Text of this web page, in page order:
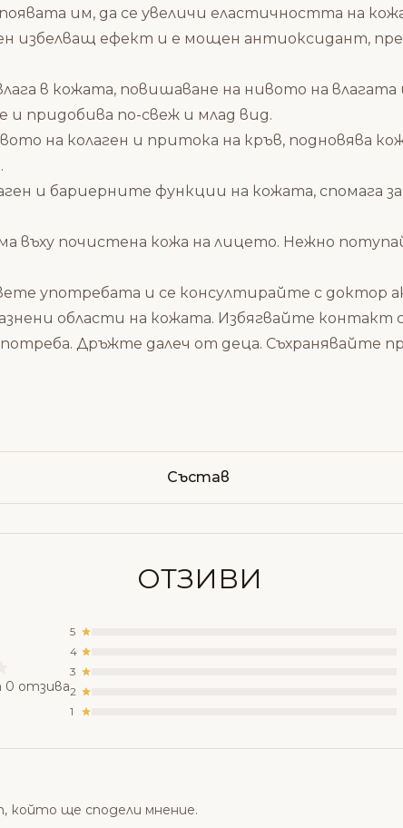
им, да се увеличи еластичността на
избелващ ефект и е мощен антиоксидант,
в кожата, повишаване на нивото на
и придобива по-свеж и млад вид.
на колаген и притока на кръв, подновява
и бариерните функции на кожата, спомага за
въху почистена кожа на лицето. Нежно
употребата и се консултирайте с доктор
области на кожата. Избягвайте контакт
Дръжте далеч от деца. Съхранявайте
Състав
ОТЗИВИ
0 отзива
5
4
3
2
1
който ще сподели мнение.